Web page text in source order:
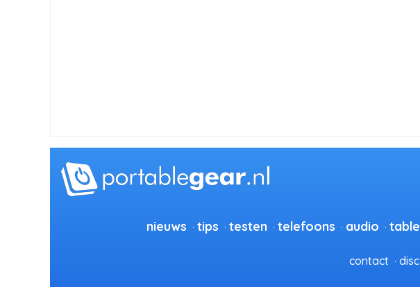
nieuws tips testen telefoons audio
contact